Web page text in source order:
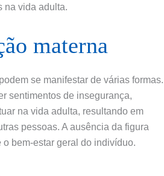
na vida adulta.
materna
se manifestar de várias formas.
sentimentos de insegurança,
na vida adulta, resultando em
pessoas. A ausência da figura
bem-estar geral do indivíduo.